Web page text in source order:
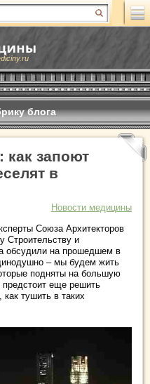
блога
как запоют
в
Новости медицины
Союза Архитекторов
Строительству и
обсудили на прошедшем в
– мы будем жить
подняты на большую
предстоит еще решить
тушить в таких